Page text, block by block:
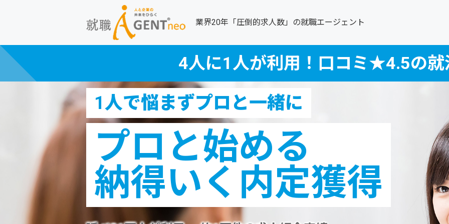
業界20年「圧倒的求人数」の就職エージェント
4人に1人が利用！口コミ★4.5の就
1人で悩まずプロと一緒に
プロと始める
納得いく内定獲得